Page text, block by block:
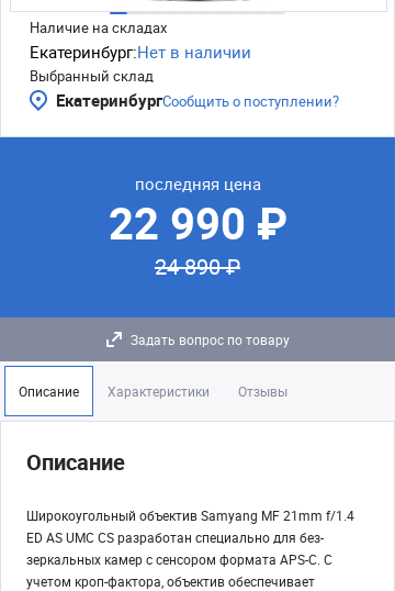
Наличие на складах
Екатеринбург:Нет в наличии
Выбранный склад
ЕкатеринбургСообщить о поступлении?
последняя цена
22 990 ₽
24 890 ₽
Задать вопрос по товару
Описание Характеристики Отзывы
Описание
Широкоугольный объектив Samyang MF 21mm f/1.4
ED AS UMC CS разработан специально для без-
зеркальных камер с сенсором формата APS-C. С
учетом кроп-фактора, объектив обеспечивает